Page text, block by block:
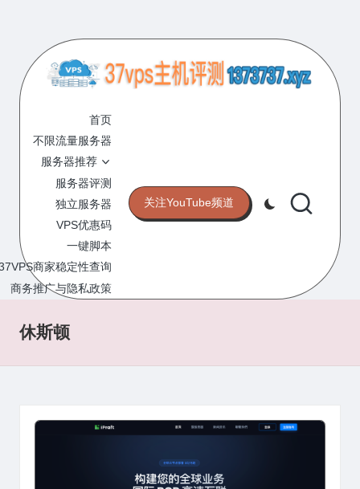
content
7
V
P
S
主
机
评
测
的
VPS
网
站
首页
不限流量服务器
服务器推荐
服务器评测
独立服务器
VPS优惠码
一键脚本
商家稳定性查询
商务推广与隐私政策
关注YouTube频道
休斯顿